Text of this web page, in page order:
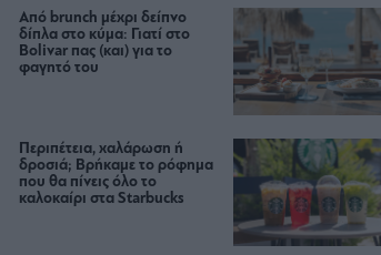
Από brunch μέχρι δείπνο
δίπλα στο κύμα: Γιατί στο
Bolivar πας (και) για το
φαγητό του
Περιπέτεια, χαλάρωση ή
δροσιά; Βρήκαμε το ρόφημα
που θα πίνεις όλο το
καλοκαίρι στα Starbucks